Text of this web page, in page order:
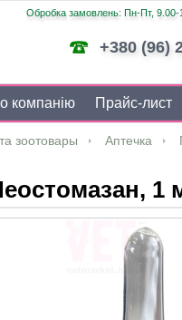
Обробка замовлень: Пн-Пт, 9.00-
+380 (96)
компанію Прайс-лист
зоотовары Аптечка
1